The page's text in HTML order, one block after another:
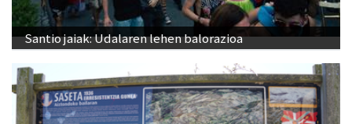
Santio jaiak: Udalaren lehen balorazioa